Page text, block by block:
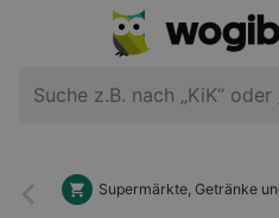
Zurück
Supermärkte, Getränke